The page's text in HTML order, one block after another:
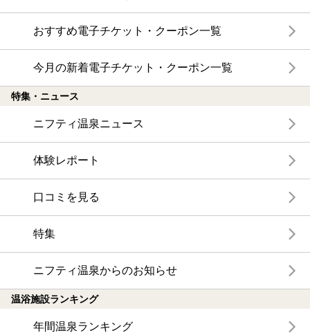
おすすめ電子チケット・クーポン一覧
今月の新着電子チケット・クーポン一覧
特集・ニュース
ニフティ温泉ニュース
体験レポート
口コミを見る
特集
ニフティ温泉からのお知らせ
温浴施設ランキング
年間温泉ランキング